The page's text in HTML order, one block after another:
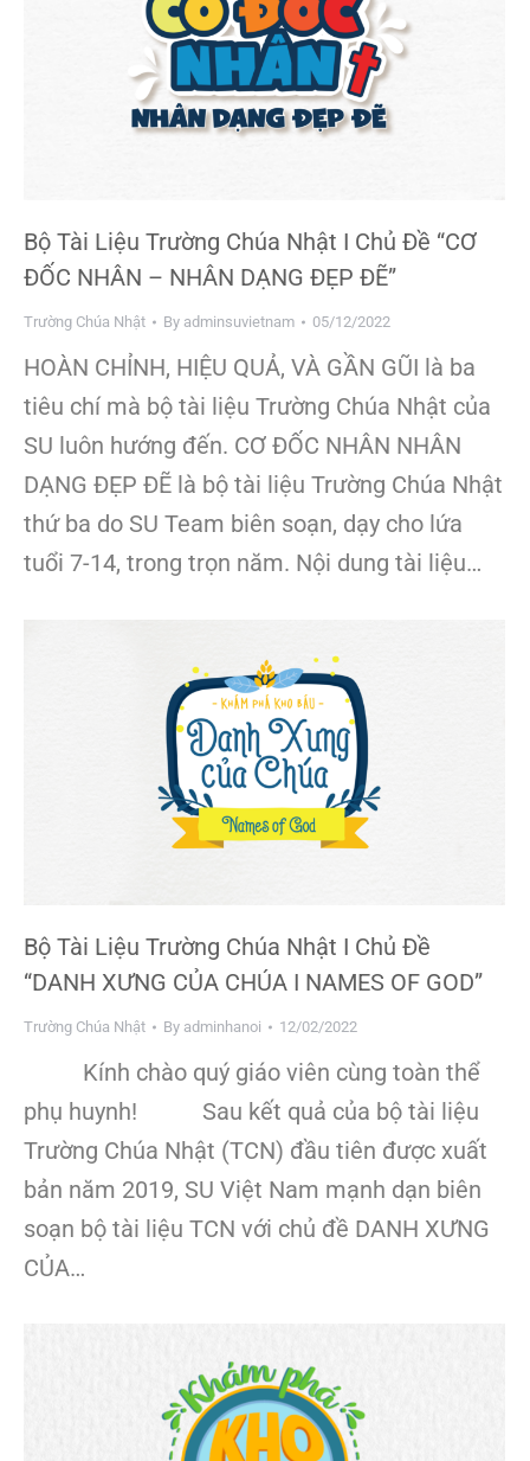
Bộ Tài Liệu Trường Chúa Nhật I Chủ Đề “CƠ
ĐỐC NHÂN – NHÂN DẠNG ĐẸP ĐẼ”
Trường Chúa Nhật By adminsuvietnam 05/12/2022
HOÀN CHỈNH, HIỆU QUẢ, VÀ GẦN GŨI là ba
tiêu chí mà bộ tài liệu Trường Chúa Nhật của
SU luôn hướng đến. CƠ ĐỐC NHÂN NHÂN
DẠNG ĐẸP ĐẼ là bộ tài liệu Trường Chúa Nhật
thứ ba do SU Team biên soạn, dạy cho lứa
tuổi 7-14, trong trọn năm. Nội dung tài liệu…
Bộ Tài Liệu Trường Chúa Nhật I Chủ Đề
“DANH XƯNG CỦA CHÚA I NAMES OF GOD”
Trường Chúa Nhật By adminhanoi 12/02/2022
Kính chào quý giáo viên cùng toàn thể
phụ huynh! Sau kết quả của bộ tài liệu
Trường Chúa Nhật (TCN) đầu tiên được xuất
bản năm 2019, SU Việt Nam mạnh dạn biên
soạn bộ tài liệu TCN với chủ đề DANH XƯNG
CỦA…